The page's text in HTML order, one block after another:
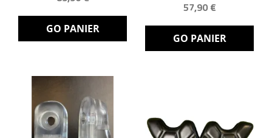
GO PANIER
57,90 €
GO PANIER